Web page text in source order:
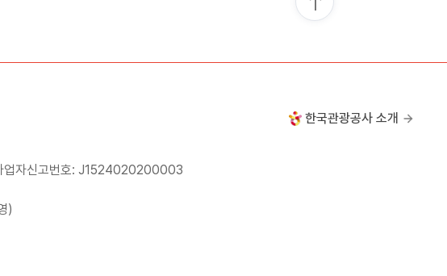
업자신고번호: J1524020200003
)
한국관광공사 소개